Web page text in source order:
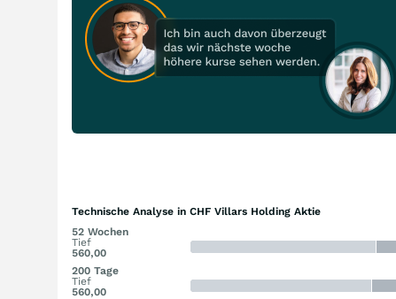
Technische Analyse in CHF Villars Holding Aktie
52 Wochen
Tief
560,00
200 Tage
Tief
560,00